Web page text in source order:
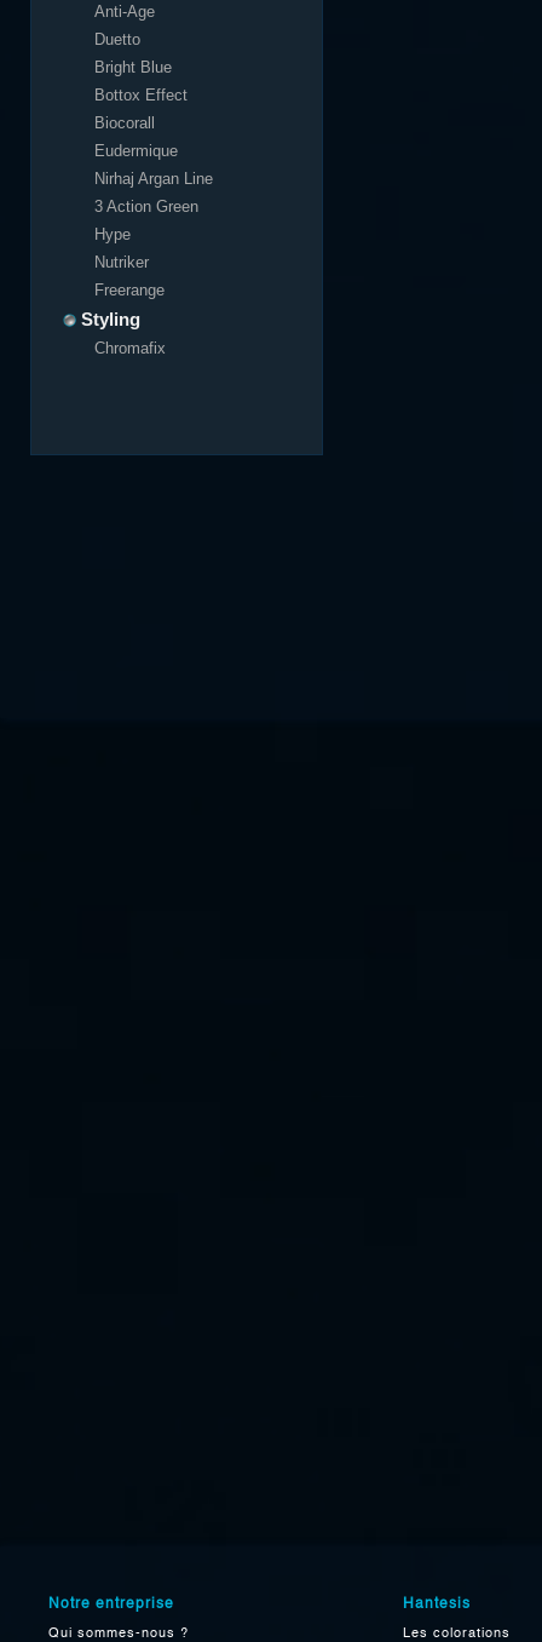
Anti-Age
Duetto
Bright Blue
Bottox Effect
Biocorall
Eudermique
Nirhaj Argan Line
3 Action Green
Hype
Nutriker
Freerange
Styling
Chromafix
Notre entreprise
Qui sommes-nous ?
Hantesis
Les colorations